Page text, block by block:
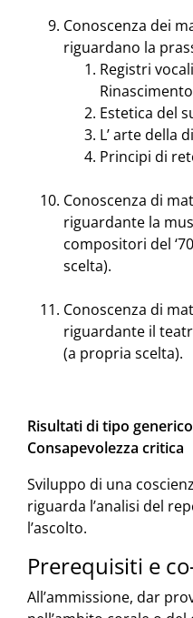
Conoscenza dei
riguardano la
Registri
Rinascimento
Estetica del
L’ arte della
Principi di
Conoscenza di
riguardante la
compositori del
scelta).
Conoscenza di
riguardante il
(a propria scelta).
Risultati di tipo
Consapevolezza critica
Sviluppo di una
riguarda l’analisi del
l’ascolto.
Prerequisiti e
All’ammissione, dar